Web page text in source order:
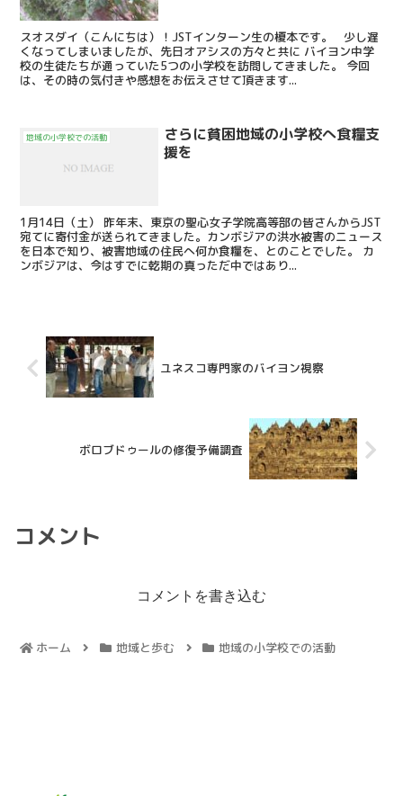
スオスダイ（こんにちは）！JSTインターン生の榎本です。 少し遅
くなってしまいましたが、先日オアシスの方々と共に バイヨン中学
校の生徒たちが通っていた5つの小学校を訪問してきました。 今回
は、その時の気付きや感想をお伝えさせて頂きます...
地域の小学校での活動
さらに貧困地域の小学校へ食糧支
援を
1月14日（土） 昨年末、東京の聖心女子学院高等部の皆さんからJST
宛てに寄付金が送られてきました。カンボジアの洪水被害のニュース
を日本で知り、被害地域の住民へ何か食糧を、とのことでした。 カ
ンボジアは、今はすでに乾期の真っただ中ではあり...
ユネスコ専門家のバイヨン視察
ボロブドゥールの修復予備調査
コメント
コメントを書き込む
ホーム 地域と歩む 地域の小学校での活動